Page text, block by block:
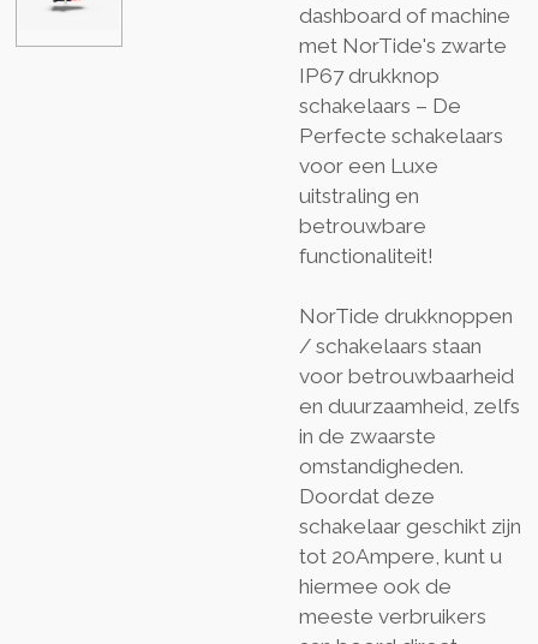
dashboard of machine
met NorTide's zwarte
IP67 drukknop
schakelaars – De
Perfecte schakelaars
voor een Luxe
uitstraling en
betrouwbare
functionaliteit!
NorTide drukknoppen
/ schakelaars staan
voor betrouwbaarheid
en duurzaamheid, zelfs
in de zwaarste
omstandigheden.
Doordat deze
schakelaar geschikt zijn
tot 20Ampere, kunt u
hiermee ook de
meeste verbruikers